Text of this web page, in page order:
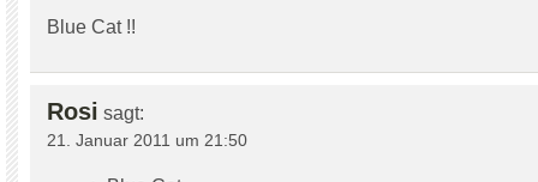
Blue Cat !!
Rosi sagt:
21. Januar 2011 um 21:50